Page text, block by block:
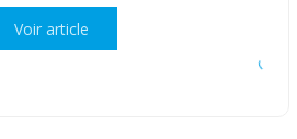
Voir article